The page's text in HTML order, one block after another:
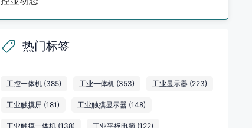
热门标签
工控一体机(385) 工业一体机(353) 工业显示器(223)
工业触摸屏(181) 工业触摸显示器(148)
工业触摸一体机(138) 工业平板电脑 (122)